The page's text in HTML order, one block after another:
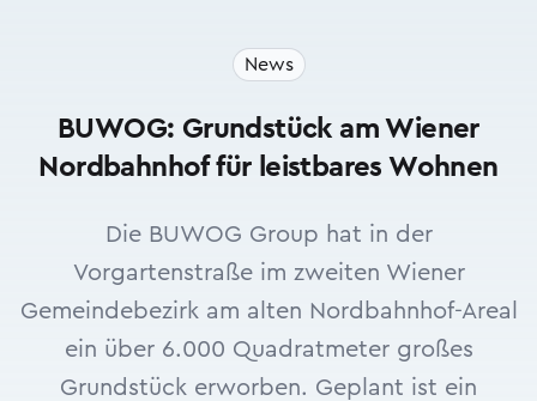
News
BUWOG: Grundstück am Wiener
Nordbahnhof für leistbares Wohnen
Die BUWOG Group hat in der
Vorgartenstraße im zweiten Wiener
Gemeindebezirk am alten Nordbahnhof-Areal
ein über 6.000 Quadratmeter großes
Grundstück erworben. Geplant ist ein